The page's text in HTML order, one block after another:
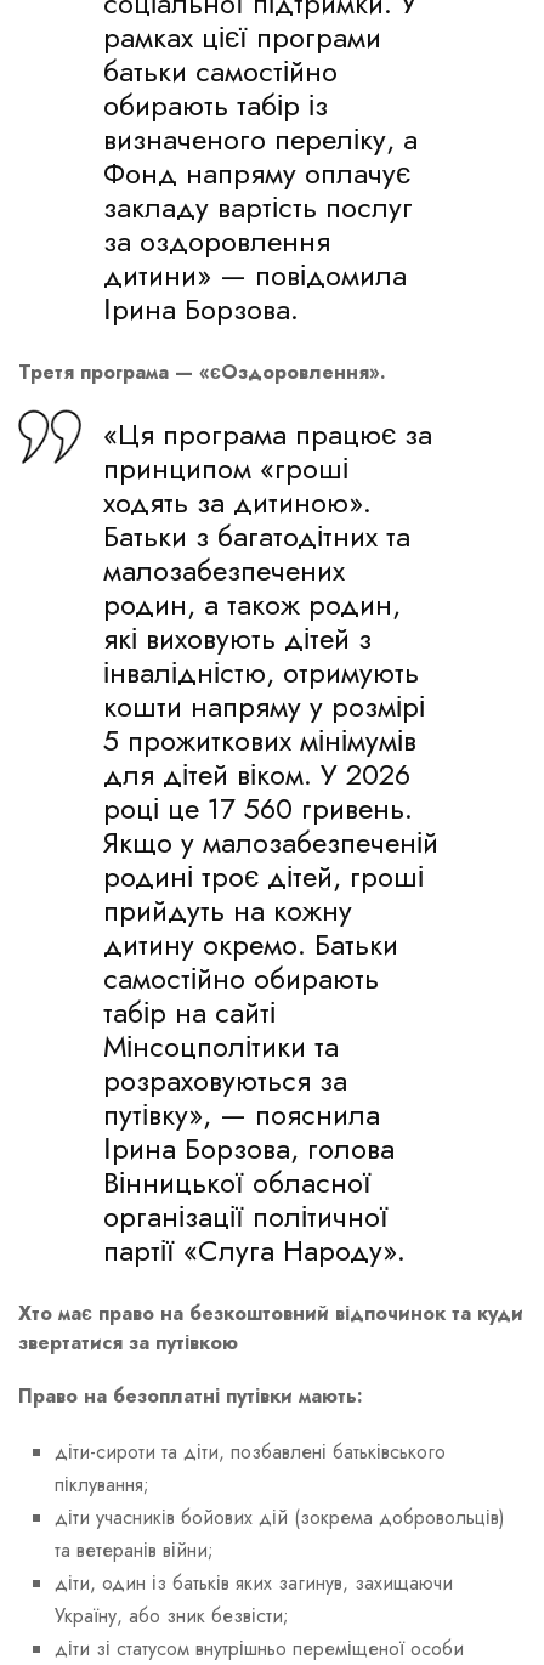
рамках цієї програми
батьки самостійно
обирають табір із
визначеного переліку, а
Фонд напряму оплачує
закладу вартість послуг
за оздоровлення
дитини» — повідомила
Ірина Борзова.
Третя програма — «єОздоровлення».
«Ця програма працює за
принципом «гроші
ходять за дитиною».
Батьки з багатодітних та
малозабезпечених
родин, а також родин,
які виховують дітей з
інвалідністю, отримують
кошти напряму у розмірі
5 прожиткових мінімумів
для дітей віком. У 2026
році це 17 560 гривень.
Якщо у малозабезпеченій
родині троє дітей, гроші
прийдуть на кожну
дитину окремо. Батьки
самостійно обирають
табір на сайті
Мінсоцполітики та
розраховуються за
путівку», — пояснила
Ірина Борзова, голова
Вінницької обласної
організації політичної
партії «Слуга Народу».
Хто має право на безкоштовний відпочинок та куди
звертатися за путівкою
Право на безоплатні путівки мають:
діти-сироти та діти, позбавлені батьківського
піклування;
діти учасників бойових дій (зокрема добровольців)
та ветеранів війни;
діти, один із батьків яких загинув, захищаючи
Україну, або зник безвісти;
діти зі статусом внутрішньо переміщеної особи